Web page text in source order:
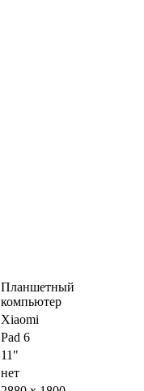
Планшетный
компьютер
Xiaomi
Pad 6
11"
нет